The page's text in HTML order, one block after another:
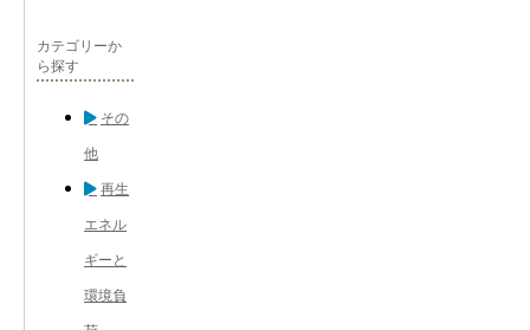
カテゴリーか
ら探す
その
他
再生
エネル
ギーと
環境負